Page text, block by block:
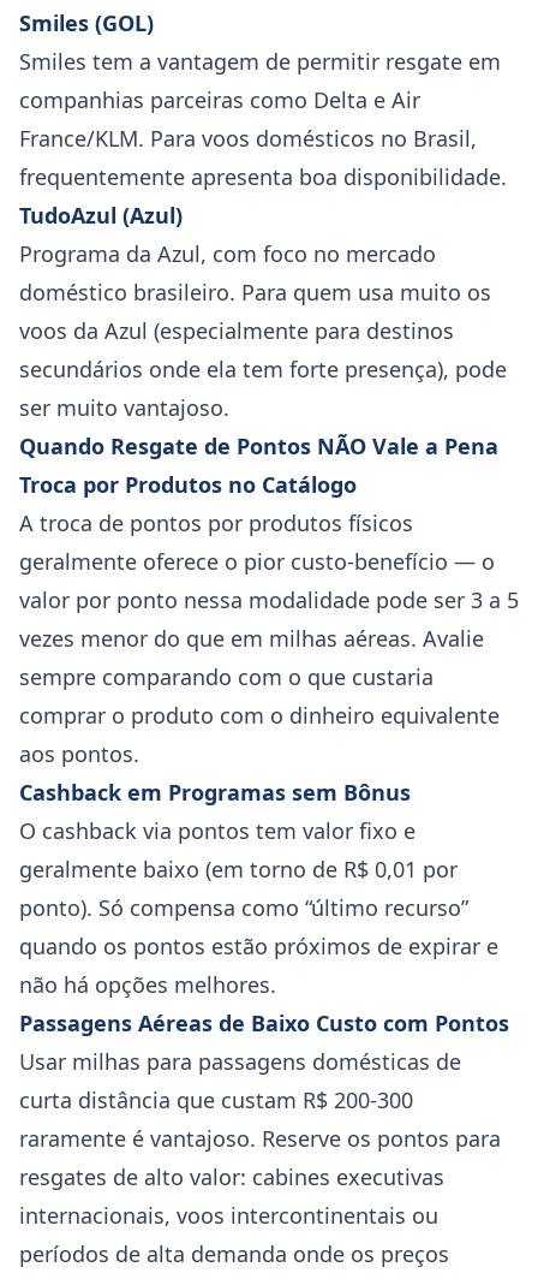
Smiles (GOL)
Smiles tem a vantagem de permitir resgate em
companhias parceiras como Delta e Air
France/KLM. Para voos domésticos no Brasil,
frequentemente apresenta boa disponibilidade.
TudoAzul (Azul)
Programa da Azul, com foco no mercado
doméstico brasileiro. Para quem usa muito os
voos da Azul (especialmente para destinos
secundários onde ela tem forte presença), pode
ser muito vantajoso.
Quando Resgate de Pontos NÃO Vale a Pena
Troca por Produtos no Catálogo
A troca de pontos por produtos físicos
geralmente oferece o pior custo-benefício — o
valor por ponto nessa modalidade pode ser 3 a 5
vezes menor do que em milhas aéreas. Avalie
sempre comparando com o que custaria
comprar o produto com o dinheiro equivalente
aos pontos.
Cashback em Programas sem Bônus
O cashback via pontos tem valor fixo e
geralmente baixo (em torno de R$ 0,01 por
ponto). Só compensa como “último recurso”
quando os pontos estão próximos de expirar e
não há opções melhores.
Passagens Aéreas de Baixo Custo com Pontos
Usar milhas para passagens domésticas de
curta distância que custam R$ 200-300
raramente é vantajoso. Reserve os pontos para
resgates de alto valor: cabines executivas
internacionais, voos intercontinentais ou
períodos de alta demanda onde os preços